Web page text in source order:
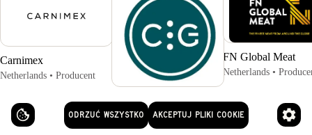
Carnimex
Netherlands • Producent
Castro Y Gonzalez
Spain • Producent
FN Global Meat
Netherlands •
ODRZUĆ WSZYSTKO AKCEPTUJ PLIKI COOKIE